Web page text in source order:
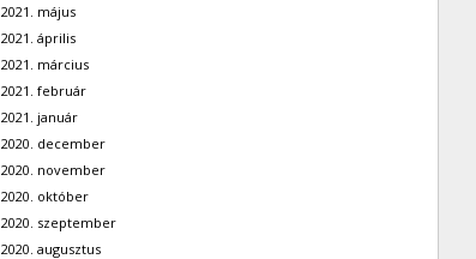
2021. május
2021. április
2021. március
2021. február
2021. január
2020. december
2020. november
2020. október
2020. szeptember
2020. augusztus